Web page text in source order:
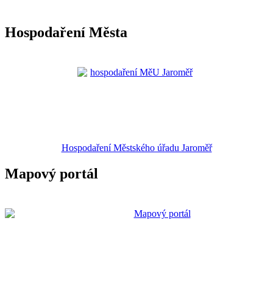
Hospodaření Města
Hospodaření Městského úřadu Jaroměř
Mapový portál